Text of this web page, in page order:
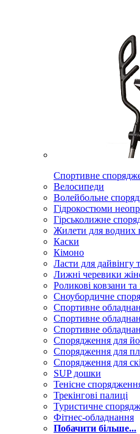
Спортивне
Велосипеди
Волейбольне
Гідрокостюми
Гірськолижне
Жилети для водних
Каски
Кімоно
Ласти для дайвінгу
Лижні черевики
Роликові ковзани
Сноубордичне
Спортивне
Спортивне
Спортивне
Спорядження для
Спорядження для
Спорядження для
SUP дошки
Тенісне
Трекінгові палиці
Туристичне
Фітнес-обладнання
Побачити більше...